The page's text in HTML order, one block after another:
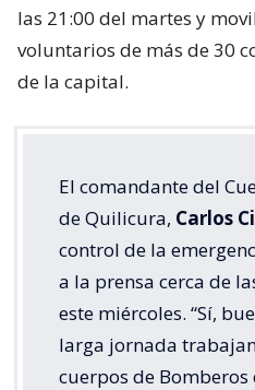
las 21:00 del martes y
voluntarios de más de 30
de la capital.
El comandante del
de Quilicura, Carlos
control de la
a la prensa cerca de
este miércoles. “Sí,
larga jornada
cuerpos de Bomberos